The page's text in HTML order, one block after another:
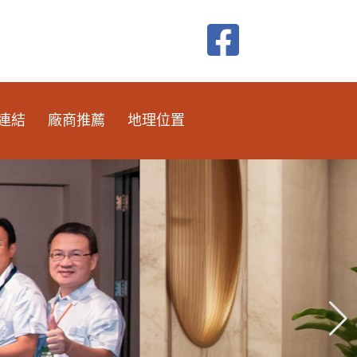
結 廠商推薦 地理位置